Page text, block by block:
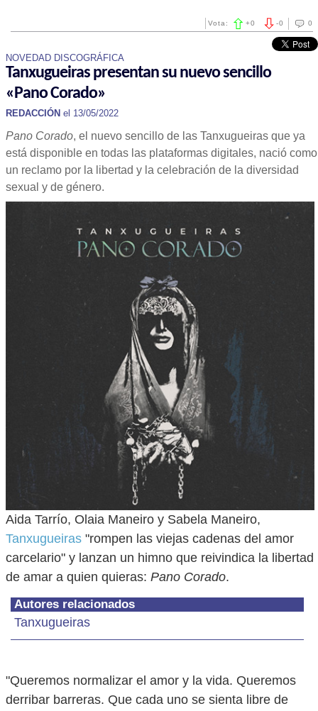
0
-0
Vota: +0
NOVEDAD DISCOGRÁFICA
Tanxugueiras presentan su nuevo sencillo
«Pano Corado»
REDACCIÓN el 13/05/2022
Pano Corado, el nuevo sencillo de las Tanxugueiras que ya
está disponible en todas las plataformas digitales, nació como
un reclamo por la libertad y la celebración de la diversidad
sexual y de género.
Aida Tarrío, Olaia Maneiro y Sabela Maneiro,
Tanxugueiras "rompen las viejas cadenas del amor
carcelario" y lanzan un himno que reivindica la libertad
de amar a quien quieras: Pano Corado.
Autores relacionados
Tanxugueiras
"Queremos normalizar el amor y la vida. Queremos
derribar barreras. Que cada uno se sienta libre de